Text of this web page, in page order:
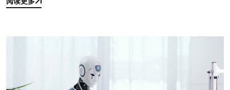
阅读更多